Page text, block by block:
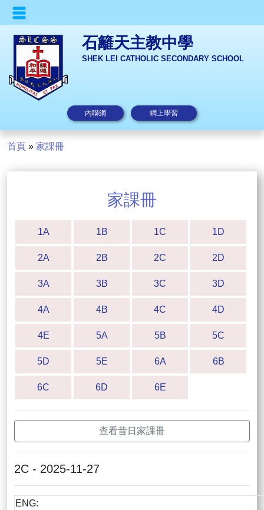
石籬天主教中學
SHEK LEI CATHOLIC SECONDARY SCHOOL
內聯網 網上學習
首頁 » 家課冊
家課冊
1A 1B 1C 1D
2A 2B 2C 2D
3A 3B 3C 3D
4A 4B 4C 4D
4E 5A 5B 5C
5D 5E 6A 6B
6C 6D 6E
查看昔日家課冊
2C - 2025-11-27
ENG: